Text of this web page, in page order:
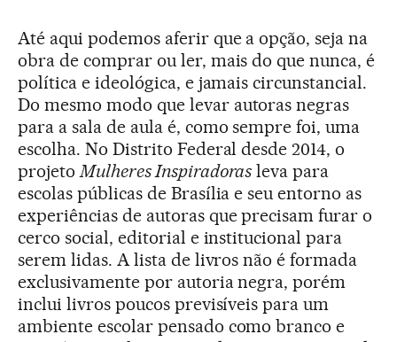
Até aqui podemos aferir que a opção, seja na
obra de comprar ou ler, mais do que nunca, é
política e ideológica, e jamais circunstancial.
Do mesmo modo que levar autoras negras
para a sala de aula é, como sempre foi, uma
escolha. No Distrito Federal desde 2014, o
projetoMulheres Inspiradoras leva para
escolas públicas de Brasília e seu entorno as
experiências de autoras que precisam furar o
cerco social, editorial e institucional para
serem lidas. A lista de livros não é formada
exclusivamente por autoria negra, porém
inclui livros poucos previsíveis para um
ambiente escolar pensado como branco e